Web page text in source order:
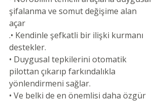
şifalanma ve somut değişime alan
açar
.• Kendinle şefkatli bir ilişki kurmanı
destekler.
• Duygusal tepkilerini otomatik
pilottan çıkarıp farkındalıkla
yönlendirmeni sağlar.
• Ve belki de en önemlisi daha özgür